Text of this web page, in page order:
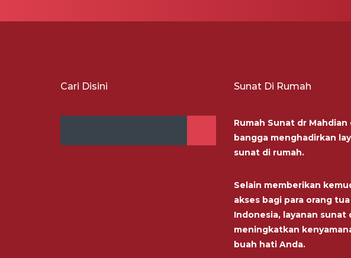
Cari Disini Sunat Di Rumah
Rumah Sunat dr Mahdian
bangga menghadirkan
sunat di rumah.
Selain memberikan
akses bagi para orang
Indonesia, layanan sunat
meningkatkan
buah hati Anda.